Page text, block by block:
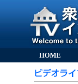
HOME